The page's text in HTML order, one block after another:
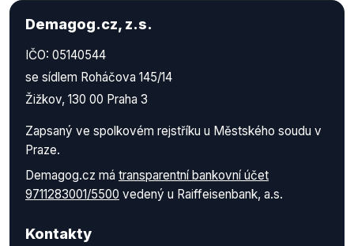
Demagog.cz, z.s.
IČO: 05140544
se sídlem Roháčova 145/14
Žižkov, 130 00 Praha 3
Zapsaný ve spolkovém rejstříku u Městského soudu v
Praze.
Demagog.cz má transparentní bankovní účet
9711283001/5500 vedený u Raiffeisenbank, a.s.
Kontakty